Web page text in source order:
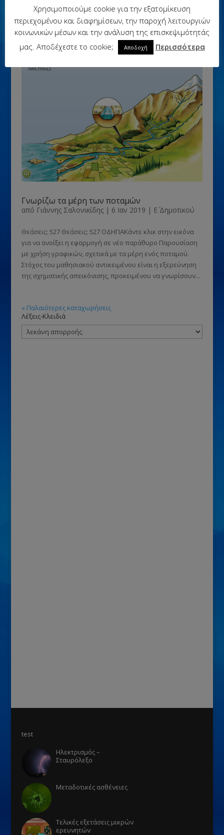
Γνωρίζω τα μέρη των ποταμών
από Γιάννης Σαλονικίδης| 6 Ιαν 2019 | Ε΄ Δημοτικού
Θεάσεις: 527 Θεάσεις: 527 ΟΔΗΓΙΑΚάντε κλικ στην εικόνα
για να ανοίξει η εφαρμογή σε νέο παράθυρο Παρουσίαση
με χρήση γραφικών, σχετικά με τα μέρη ενός ποταμού.
Στόχος του μαθησιακού αντικειμένου είναι η εξερεύνηση
της σχηματικής απεικόνισης, προκειμένου να γνωρίσουν...
« Παλαιότερες καταχωρήσεις
Λέξεις-Κλειδιά
test
Ηλεκτρισμός –
Σταυρόλεξο
Μεταδοτικές ασθένειες
Τελικές εξετάσεις μικρών
ερευνητών
Χρησιμοποιούμε cookie για την εξατομίκευση
περιεχομένου και διαφημίσεων, την παροχή λειτουργιών
κοινωνικών μέσων και την ανάλυση της επισκεψιμότητάς
μας. Αποδέχεστε το cookie;
Αποδοχή Περισσότερα